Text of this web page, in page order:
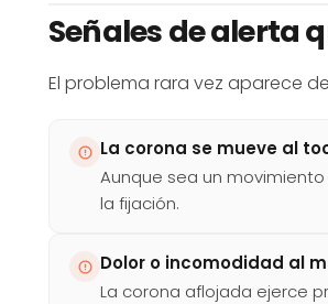
Señales de alerta
El problema rara vez aparece
La corona se mueve al
Aunque sea un
la fijación.
Dolor o incomodidad al
La corona aflojada ejerce